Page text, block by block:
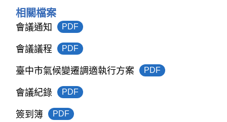
相關檔案
會議通知 PDF
會議議程 PDF
臺中市氣候變遷調適執行方案 PDF
會議紀錄 PDF
簽到簿 PDF